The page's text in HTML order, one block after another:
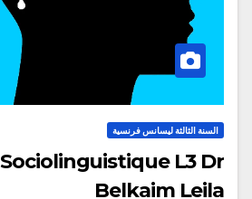
السنة الثالثة ليسانس فرنسية
L3 Dr
Belkaim Leila